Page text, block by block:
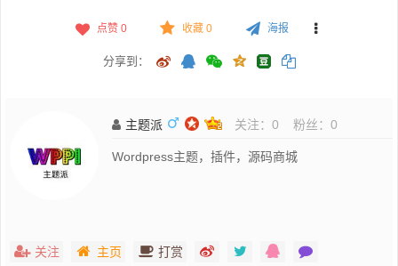
点赞 0 收藏 0 海报
分享到：
主题派 关注： 0 粉丝： 0
Wordpress主题，插件，源码商城
关注 主页 打赏